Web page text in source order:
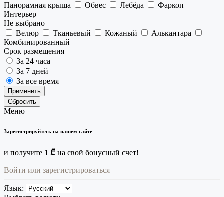
Панорамная крыша
Обвес Лебёда
Фаркоп
Интерьер
Не выбрано
Велюр
Тканьевый Кожаный
Алькантара
Комбинированный
Срок размещения
За 24 часа
За 7 дней
За все время
Применить
Сбросить
Меню
Зарегистрируйтесь на нашем сайте
и получите 1 ₾ на свой бонусный счет!
Войти или зарегистрироваться
Язык: